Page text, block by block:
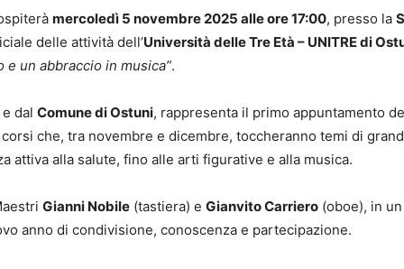
mercoledì 5 novembre 2025 alle ore 17:00, presso la
delle attività dell’Università delle Tre Età – UNITRE di
un abbraccio in musica”.
e dal Comune di Ostuni, rappresenta il primo appuntamento
che, tra novembre e dicembre, toccheranno temi di
attiva alla salute, fino alle arti figurative e alla musica.
Gianni Nobile (tastiera) e Gianvito Carriero (oboe), in
anno di condivisione, conoscenza e partecipazione.